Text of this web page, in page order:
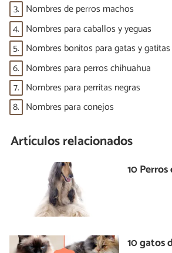
3. Nombres de perros machos
4. Nombres para caballos y yeguas
5. Nombres bonitos para gatas y gatitas
6. Nombres para perros chihuahua
7. Nombres para perritas negras
8. Nombres para conejos
Artículos relacionados
10
10 gatos